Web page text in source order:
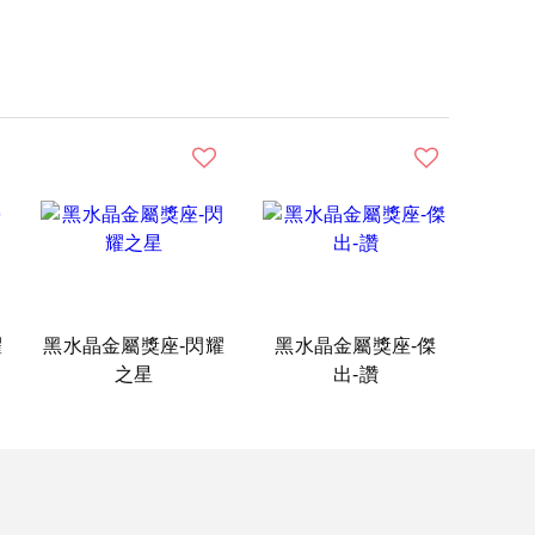
黑水晶金屬獎座-閃耀
之星
黑水晶金屬獎座-傑
出-讚